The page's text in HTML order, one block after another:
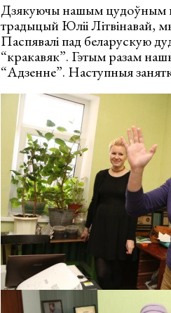
Дзякуючы нашым цудоўным
традыцый Юліі Літвінавай,
Паспявалі пад беларускую
“кракавяк”. Гэтым разам
“Адзенне”. Наступныя